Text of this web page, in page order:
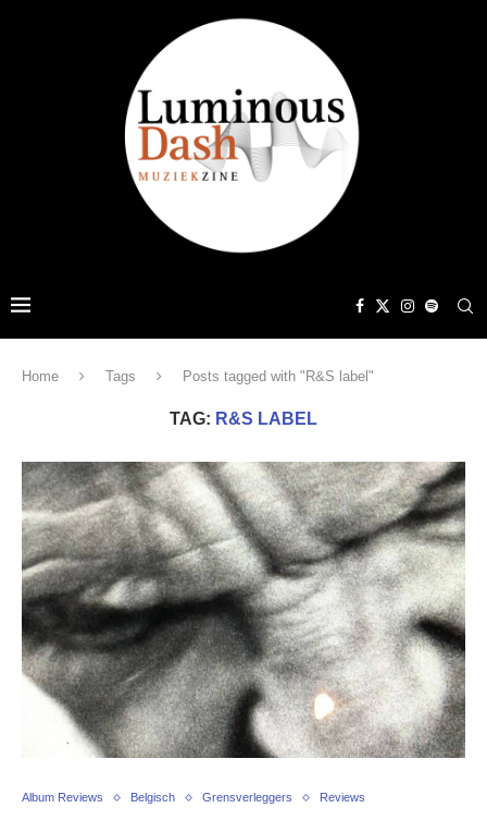
Home Tags Posts tagged with "R&S label"
TAG: R&S LABEL
Album Reviews Belgisch Grensverleggers Reviews